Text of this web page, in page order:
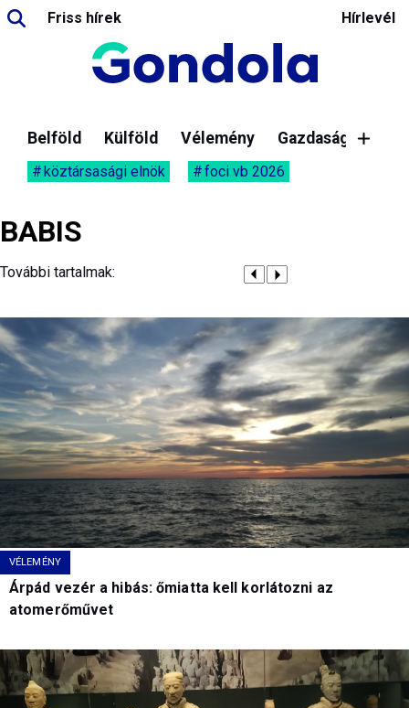
Friss hírek Hírlevél
Belföld Külföld Vélemény Gazdaság
köztársasági elnök foci vb 2026
BABIS
További tartalmak:
VÉLEMÉNY
Árpád vezér a hibás: őmiatta kell korlátozni az
atomerőművet